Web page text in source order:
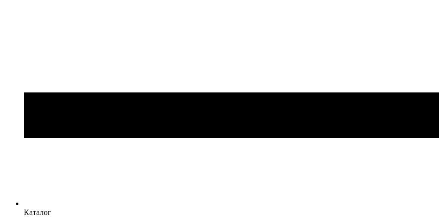
Каталог